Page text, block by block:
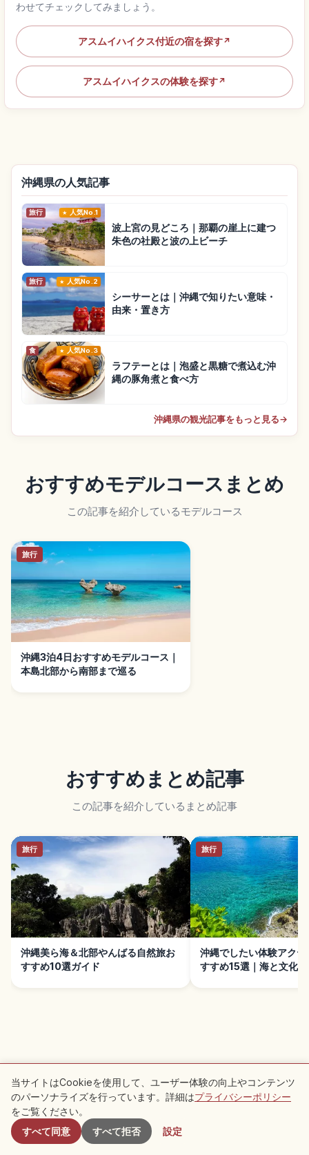
わせてチェックしてみましょう。
アスムイハイクス付近の宿を探す↗
アスムイハイクスの体験を探す↗
沖縄県の人気記事
旅行 人気No.1
波上宮の見どころ｜那覇の崖上に建つ
朱色の社殿と波の上ビーチ
旅行 人気No.2
シーサーとは｜沖縄で知りたい意味・
由来・置き方
食 人気No.3
ラフテーとは｜泡盛と黒糖で煮込む沖
縄の豚角煮と食べ方
沖縄県の観光記事をもっと見る→
おすすめモデルコースまとめ
この記事を紹介しているモデルコース
旅行
沖縄3泊4日おすすめモデルコース｜
本島北部から南部まで巡る
おすすめまとめ記事
この記事を紹介しているまとめ記事
旅行
沖縄美ら海＆北部やんばる自然旅お
すすめ10選ガイド
旅行
沖縄でしたい体験アクテ
すすめ15選｜海と文化
近くのおすすめスポット
この周辺のおすすめ記事をチェック
旅行
付近のスポット
当サイトはCookieを使用して、ユーザー体験の向上やコンテンツ
のパーソナライズを行っています。詳細はプライバシーポリシー
をご覧ください。
すべて同意
すべて拒否 設定